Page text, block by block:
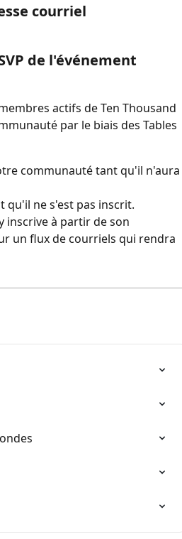
courriel
de l'événement
actifs de Ten Thousand
par le biais des Tables
communauté tant qu'il n'aura
qu'il ne s'est pas inscrit.
inscrive à partir de son
un flux de courriels qui rendra